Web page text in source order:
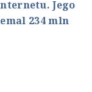
Jego
234 mln